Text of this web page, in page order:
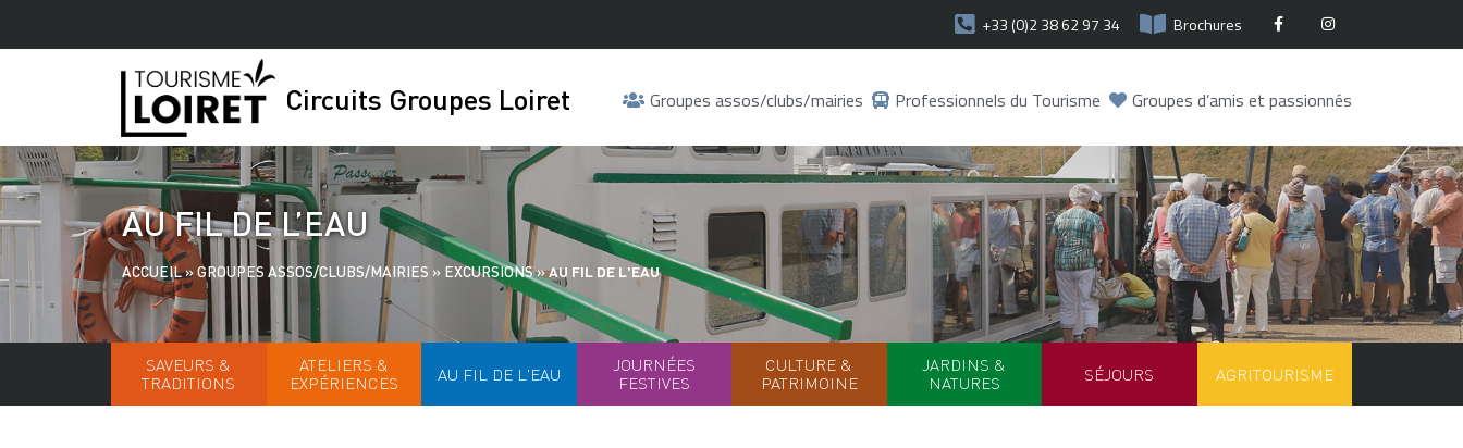
+33 (0)2 38 62 97 34 Brochures
Circuits Groupes Loiret Groupes assos/clubs/mairies Professionnels du Tourisme Groupes d’amis et passionnés
AU FIL DE L’EAU
ACCUEIL»GROUPES ASSOS/CLUBS/MAIRIES » EXCURSIONS»AU FIL DE L'EAU
SAVEURS &
TRADITIONS
ATELIERS &
EXPÉRIENCES
AU FIL DE L'EAU
JOURNÉES
FESTIVES
CULTURE &
PATRIMOINE
JARDINS &
NATURES
SÉJOURS AGRITOURISME